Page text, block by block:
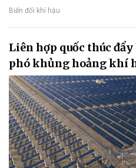
Biến đổi khí hậu
Liên hợp quốc thúc
phó khủng hoảng khí